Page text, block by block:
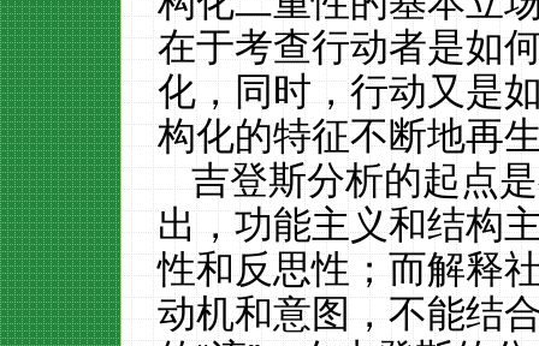
在于考查行动者是如
化，同时，行动又是
构化的特征不断地再
吉登斯分析的起点
出，功能主义和结构
性和反思性；而解释
动机和意图，不能结